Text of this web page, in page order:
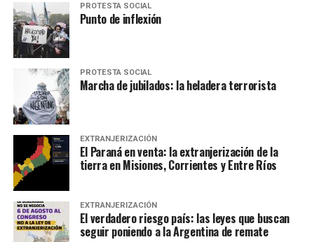
PROTESTA SOCIAL
Punto de inflexión
PROTESTA SOCIAL
Marcha de jubilados: la heladera terrorista
EXTRANJERIZACIÓN
El Paraná en venta: la extranjerización de la
tierra en Misiones, Corrientes y Entre Ríos
EXTRANJERIZACIÓN
El verdadero riesgo país: las leyes que buscan
seguir poniendo a la Argentina de remate